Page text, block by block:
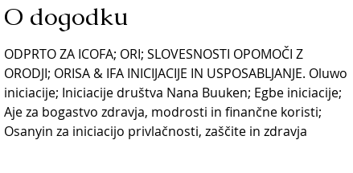
O dogodku
ODPRTO ZA ICOFA; ORI; SLOVESNOSTI OPOMOČI Z
ORODJI; ORISA & IFA INICIJACIJE IN USPOSABLJANJE. Oluwo
iniciacije; Iniciacije društva Nana Buuken; Egbe iniciacije;
Aje za bogastvo zdravja, modrosti in finančne koristi;
Osanyin za iniciacijo privlačnosti, zaščite in zdravja